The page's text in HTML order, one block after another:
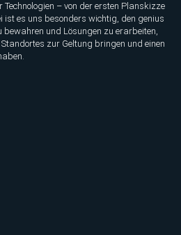
– von der ersten Planskizze
ist es uns besonders wichtig, den genius
bewahren und Lösungen zu erarbeiten,
zur Geltung bringen und einen